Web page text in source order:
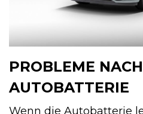
PROBLEME
AUTOBATTERIE
Wenn die Autobatterie